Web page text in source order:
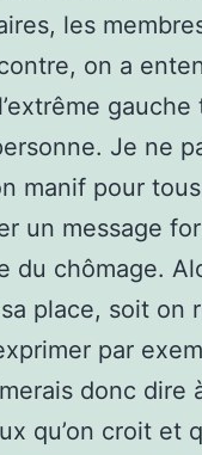
les
on a
Je ne
manif pour
un message
du chômage.
place, soit on
par
donc
qu’on croit et